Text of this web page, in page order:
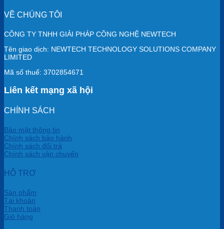
VỀ CHÚNG TÔI
CÔNG TY TNHH GIẢI PHÁP CÔNG NGHỆ NEWTECH
Tên giao dịch: NEWTECH TECHNOLOGY SOLUTIONS COMPANY
LIMITED
Mã số thuế: 3702854671
Liên kết mạng xã hội
CHÍNH SÁCH
Bảo mật thông tin
Chính sách bảo hành
Chính sách đổi trả
Chính sách vận chuyển
HỖ TRỢ
Sản phẩm
Tài khoản
Thanh toán
Giỏ hàng